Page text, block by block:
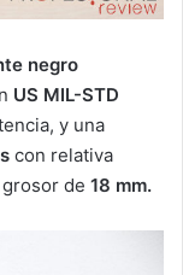
negro
US MIL-STD
y una
con relativa
de 18 mm.